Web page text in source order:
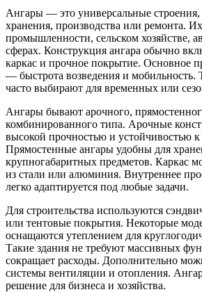
Ангары — это универсальные строения,
хранения, производства или ремонта.
промышленности, сельском хозяйстве,
сферах. Конструкция ангара обычно
каркас и прочное покрытие. Основное
— быстрота возведения и мобильность.
часто выбирают для временных или
Ангары бывают арочного,
комбинированного типа. Арочные
высокой прочностью и устойчивостью
Прямостенные ангары удобны для
крупногабаритных предметов. Каркас
из стали или алюминия. Внутреннее
легко адаптируется под любые задачи.
Для строительства используются
или тентовые покрытия. Некоторые
оснащаются утеплением для
Такие здания не требуют массивных
сокращает расходы. Дополнительно
системы вентиляции и отопления.
решение для бизнеса и хозяйства.